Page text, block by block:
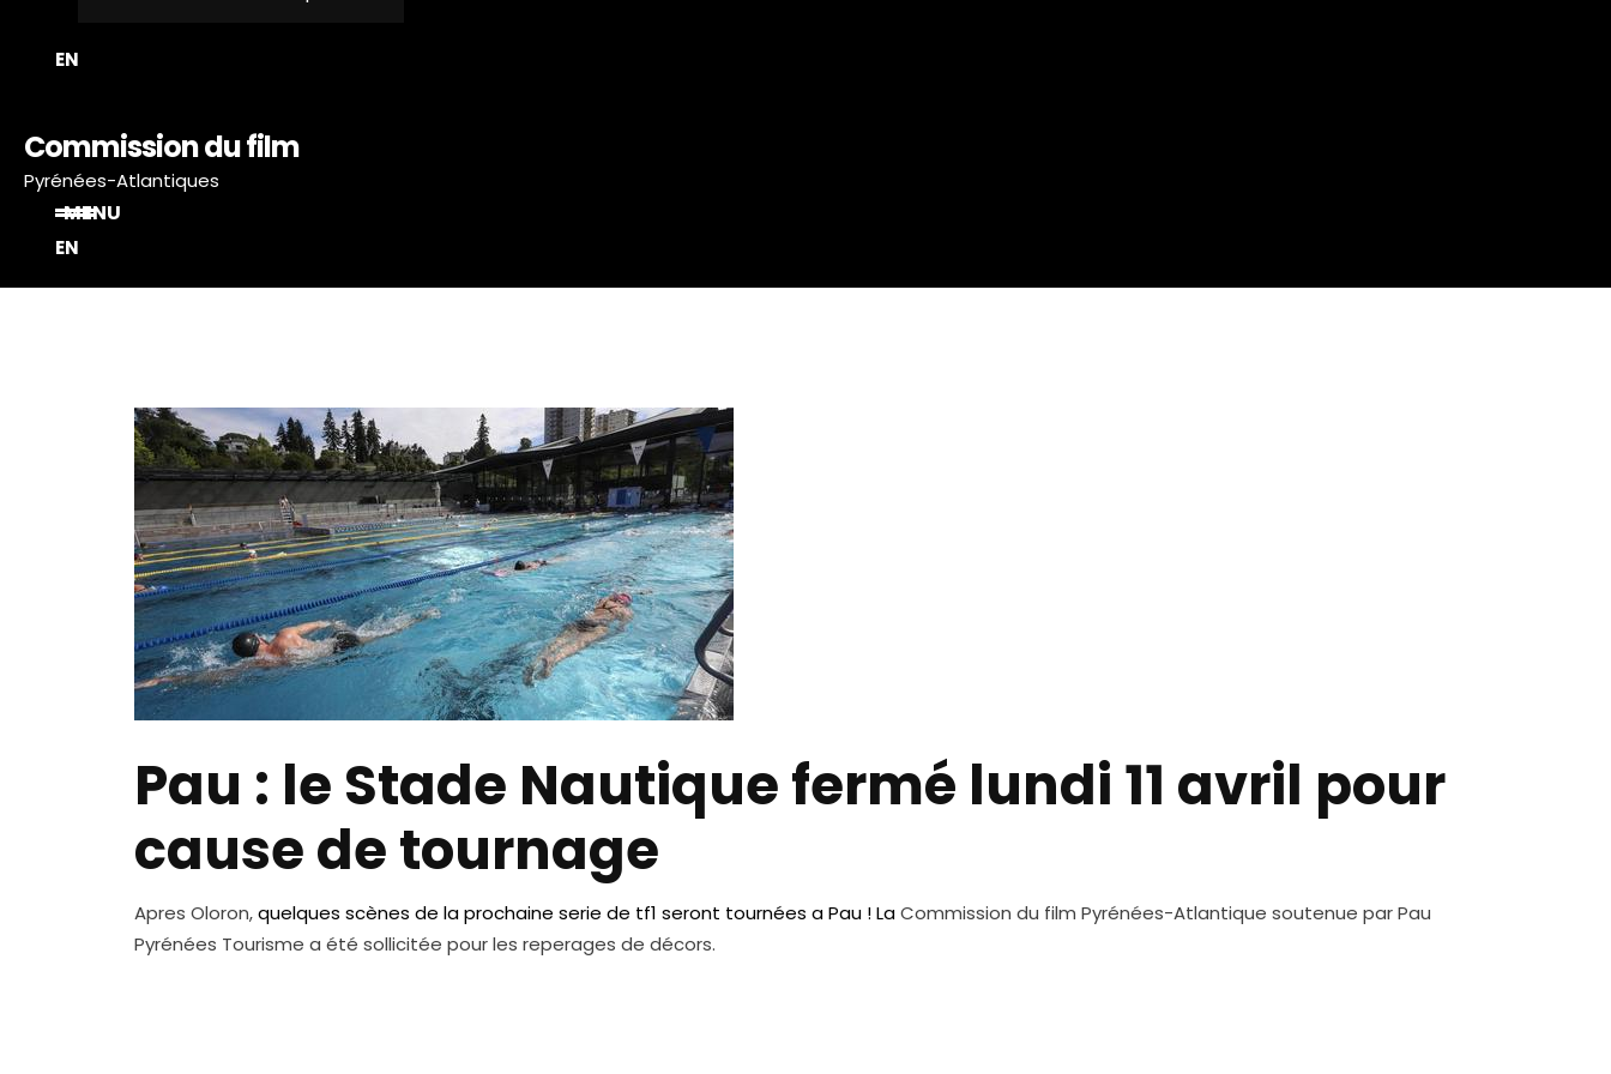
EN
Commission du film
Pyrénées-Atlantiques
MENU
EN
Pau : le Stade Nautique fermé lundi 11 avril pour
cause de tournage
Apres Oloron,quelques scènes de la prochaine serie de tf1 seront tournées a Pau ! LaCommission du film Pyrénées-Atlantique soutenue par Pau
Pyrénées Tourisme a été sollicitée pour les reperages de décors.